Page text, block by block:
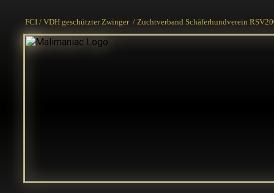
Home News Unsere Hunde Unvergessen Würfe
FCI / VDH geschützter Zwinger / Zuchtverband Schäferhundverein